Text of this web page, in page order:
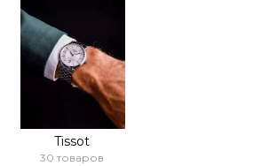
Tissot
30 товаров